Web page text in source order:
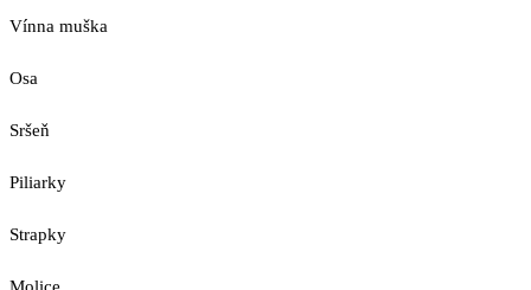
Vínna muška
Osa
Sršeň
Piliarky
Strapky
Molice